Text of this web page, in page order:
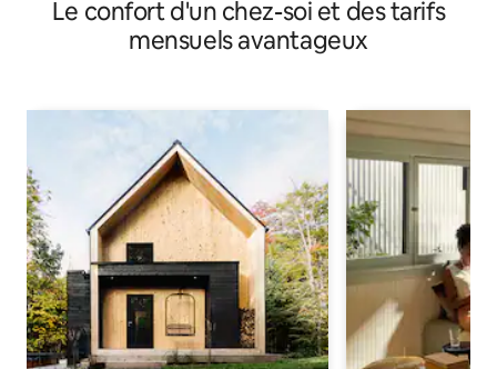
Le confort d'un chez-soi et des tarifs
mensuels avantageux